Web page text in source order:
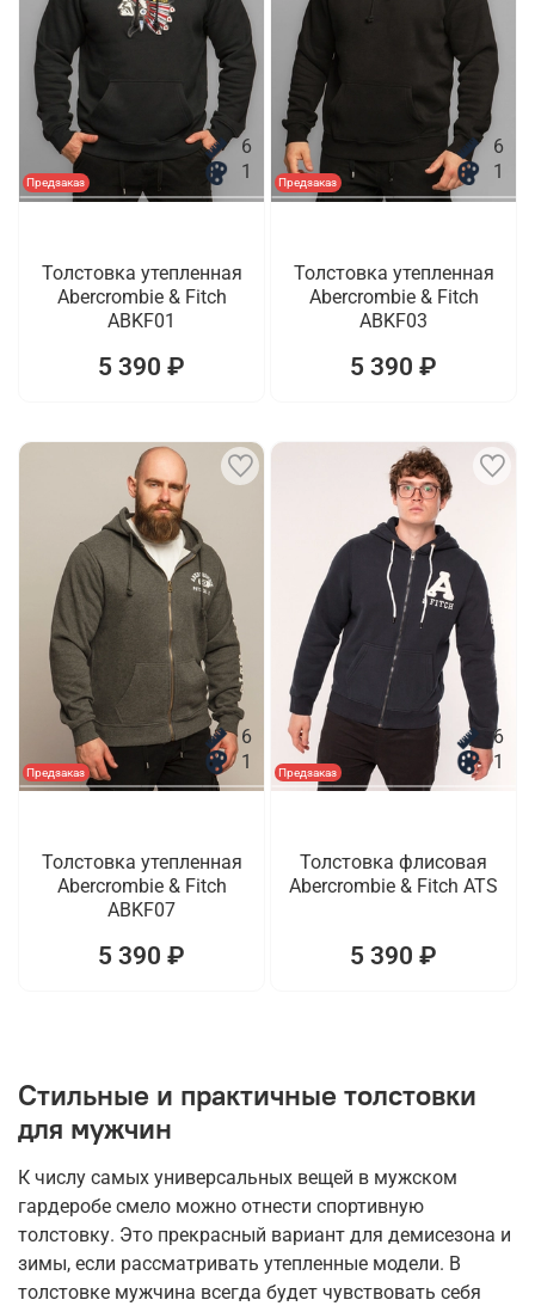
Предзаказ
6
1
Толстовка утепленная
Abercrombie & Fitch
ABKF01
5 390 ₽
Предзаказ
6
1
Толстовка утепленная
Abercrombie & Fitch
ABKF03
5 390 ₽
Предзаказ
6
1
Толстовка утепленная
Abercrombie & Fitch
ABKF07
5 390 ₽
Предзаказ
6
1
Толстовка флисовая
Abercrombie & Fitch ATS
5 390 ₽
Стильные и практичные толстовки
для мужчин
К числу самых универсальных вещей в мужском
гардеробе смело можно отнести спортивную
толстовку. Это прекрасный вариант для демисезона и
зимы, если рассматривать утепленные модели. В
толстовке мужчина всегда будет чувствовать себя